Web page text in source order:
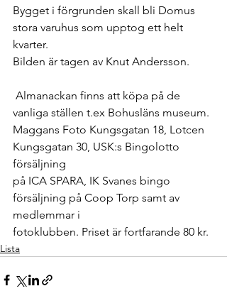
Bygget i förgrunden skall bli Domus
stora varuhus som upptog ett helt
kvarter.
Bilden är tagen av Knut Andersson.
vanliga ställen t.ex Bohusläns museum.
Maggans Foto Kungsgatan 18, Lotcen
Kungsgatan 30, USK:s Bingolotto
försäljning
på ICA SPARA, IK Svanes bingo
försäljning på Coop Torp samt av
medlemmar i
fotoklubben. Priset är fortfarande 80 kr.
Lista